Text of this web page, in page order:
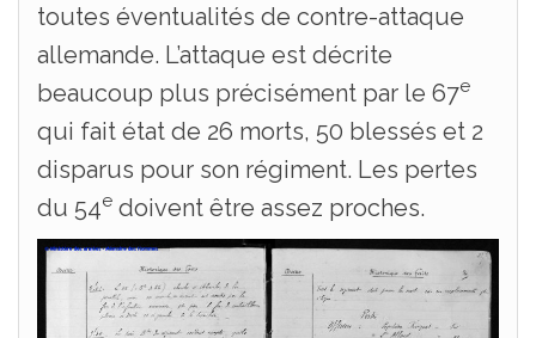
toutes éventualités de contre-attaque
allemande. L’attaque est décrite
beaucoup plus précisément par le 67e
qui fait état de 26 morts, 50 blessés et 2
disparus pour son régiment. Les pertes
du 54e doivent être assez proches.